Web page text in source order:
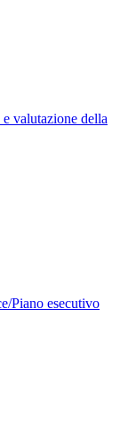
valutazione della
Piano esecutivo